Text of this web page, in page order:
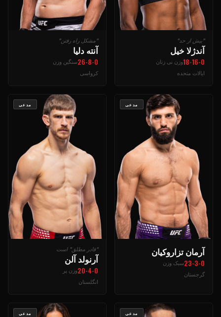
"بیش از حد"
آندژلا خیل
18-16-0وزن نی زنان
ایالات متحده
"مشکل راه رفتن"
آنته دلیا
26-8-0سنگین وزن
کرواسی
مدعی
آرمان تزاروکیان
23-3-0سبک وزن
گرجستان
مدعی
"قادر مطلق" است
آرنولد آلن
20-4-0وزن پر
انگلستان
مدعی مدعی